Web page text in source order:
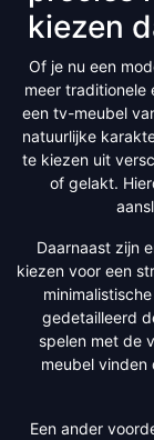
kiezen
Of je nu een
meer traditionele
een tv-meubel
natuurlijke
te kiezen uit
of gelakt.
Daarnaast zijn
kiezen voor een
gedetailleerd
spelen met de
meubel vinden
Een ander